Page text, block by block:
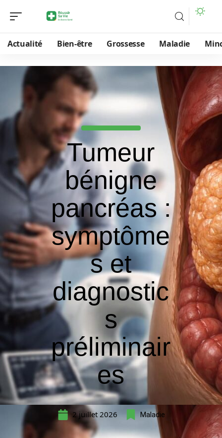
Actualité Bien-être Grossesse Maladie
Tumeur
bénigne
pancréas :
symptôme
s et
diagnostic
s
préliminair
es
2 juillet 2026 Maladie